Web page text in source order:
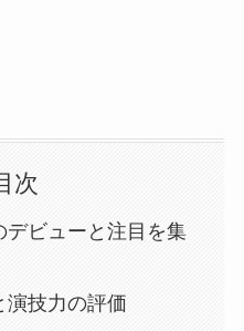
次
ビューと注目を集
演技力の評価